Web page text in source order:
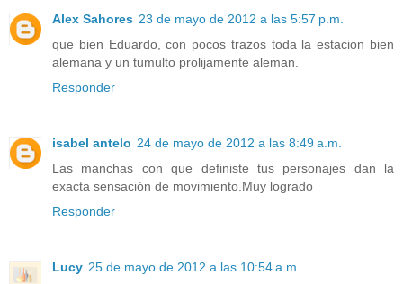
Alex Sahores 23 de mayo de 2012 a las 5:57 p.m.
que bien Eduardo, con pocos trazos toda la estacion bien
alemana y un tumulto prolijamente aleman.
Responder
isabel antelo 24 de mayo de 2012 a las 8:49 a.m.
Las manchas con que definiste tus personajes dan la
exacta sensación de movimiento.Muy logrado
Responder
Lucy 25 de mayo de 2012 a las 10:54 a.m.